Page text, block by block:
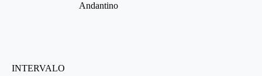
Andantino
INTERVALO